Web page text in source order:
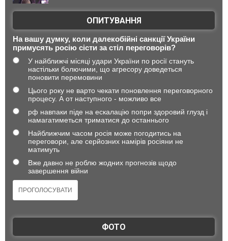
ОПИТУВАННЯ
На вашу думку, коли далекобійні санкції України
примусять росію сісти за стіл переговорів?
У найближчі місяці удари України по росії стануть
настільки болючими, що агресору доведеться
поновити перемовини
Цього року не варто чекати поновлення переговорного
процесу. А от наступного - можливо все
рф навпаки піде на ескалацію попри здоровий глузд і
намагатиметься триматися до останнього
Найближчим часом росія може погодитись на
переговори, але серйозних намірів росіяни не
матимуть
Вже давно не роблю жодних прогнозів щодо
завершення війни
ФОТО